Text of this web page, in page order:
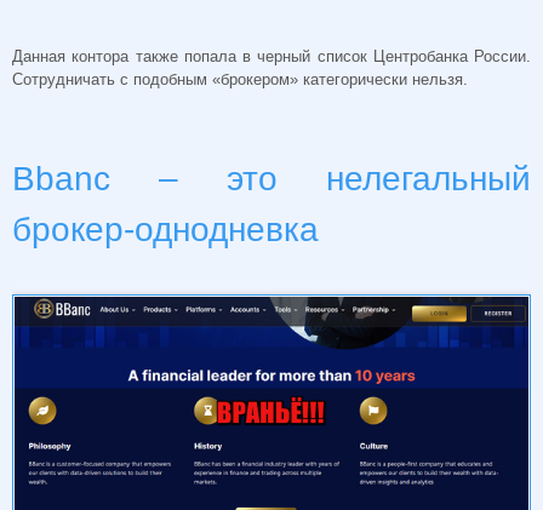
Данная контора также попала в черный список Центробанка России.
Сотрудничать с подобным «брокером» категорически нельзя.
Bbanc – это нелегальный
брокер-однодневка